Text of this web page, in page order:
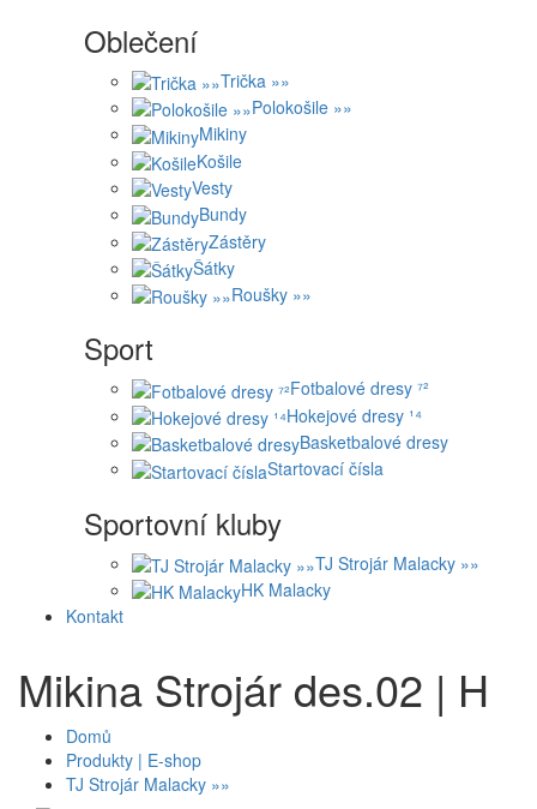
Oblečení
Trička »»
Polokošile »»
Mikiny
Košile
Vesty
Bundy
Zástěry
Šátky
Roušky »»
Sport
Fotbalové dresy ⁷²
Hokejové dresy ¹⁴
Basketbalové dresy
Startovací čísla
Sportovní kluby
TJ Strojár Malacky »»
HK Malacky
Kontakt
Mikina Strojár des.02 | H
Domů
Produkty | E-shop
TJ Strojár Malacky »»